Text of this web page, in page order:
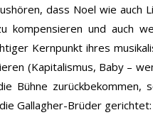
dass Noel wie auch
kompensieren und auch
Kernpunkt ihres
(Kapitalismus, Baby –
Bühne zurückbekommen,
Gallagher-Brüder